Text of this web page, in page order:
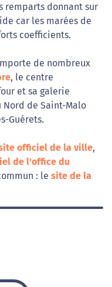
remparts donnant sur
car les marées de
coefficients.
de nombreux
, le centre
et sa galerie
de Saint-Malo
Guérets.
officiel de la ville,
de l'office du
: le site de la